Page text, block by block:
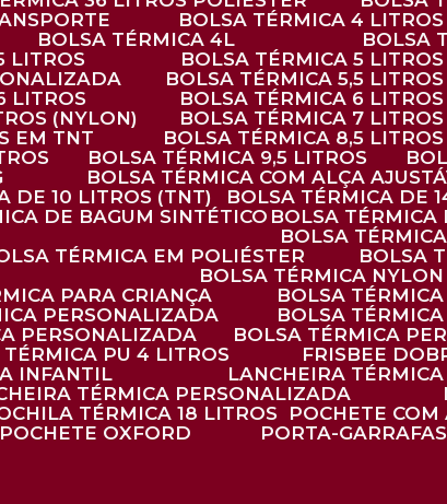
BOLSA TÉRMICA 4
BOLSA TÉRMICA 4L
BOLSA
LITROS
BOLSA TÉRMICA 5
BOLSA TÉRMICA 5,5
LITROS
BOLSA TÉRMICA 6
(NYLON)
BOLSA TÉRMICA 7
EM TNT
BOLSA TÉRMICA 8,5
BOLSA TÉRMICA 9,5 LITROS
BOLSA TÉRMICA COM ALÇA
DE 10 LITROS (TNT)
BOLSA TÉRMICA DE
DE BAGUM SINTÉTICO
BOLSA
BOLSA
TÉRMICA EM POLIÉSTER
BOLSA
BOLSA TÉRMICA
PARA CRIANÇA
BOLSA
PERSONALIZADA
BOLSA
PERSONALIZADA
BOLSA TÉRMICA
TÉRMICA PU 4 LITROS
FRISBEE
INFANTIL
LANCHEIRA
TÉRMICA PERSONALIZADA
TÉRMICA 18 LITROS
POCHETE
POCHETE OXFORD
PORTA-